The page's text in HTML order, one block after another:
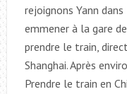
rejoignons Yann
emmener à la gare
prendre le train,
Shanghai. Après
Prendre le train en